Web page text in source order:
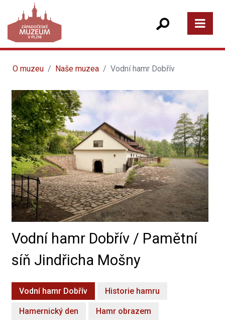
O muzeu Naše muzea Vodní hamr Dobřív
Vodní hamr Dobřív / Pamětní
síň Jindřicha Mošny
Vodní hamr Dobřív Historie hamru
Hamernický den Hamr obrazem